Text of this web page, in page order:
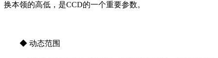
换本领的高低，是CCD的一个重要参数。
◆ 动态范围